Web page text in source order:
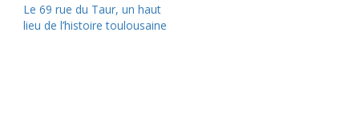
Le 69 rue du Taur, un haut
lieu de l’histoire toulousaine